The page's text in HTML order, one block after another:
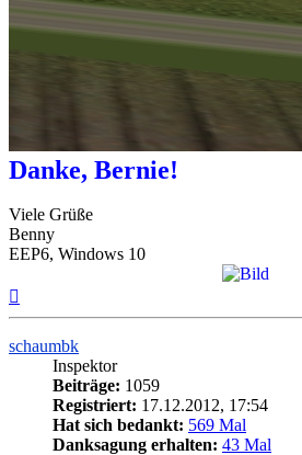
Danke, Bernie!
Viele Grüße
Benny
EEP6, Windows 10
schaumbk
Inspektor
Beiträge: 1059
Registriert: 17.12.2012, 17:54
Hat sich bedankt: 569 Mal
Danksagung erhalten: 43 Mal